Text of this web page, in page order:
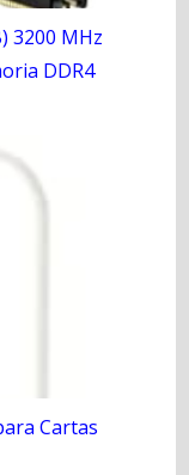
3200 MHz
DDR4
Cartas